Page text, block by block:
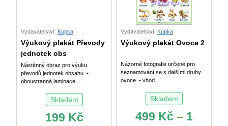
Vydavatelství: Kupka
Výukový plakát Převody
jednotek obs
Nástěnný obraz pro výuku
převodů jednotek obsahu. •
oboustranná laminace ...
Skladem
199 Kč
Vydavatelství: Kupka
Výukový plakát Ovoce 2
Názorné fotografie určené pro
seznamování se s dalšími druhy
ovoce. • vhod...
Skladem
499 Kč – 1